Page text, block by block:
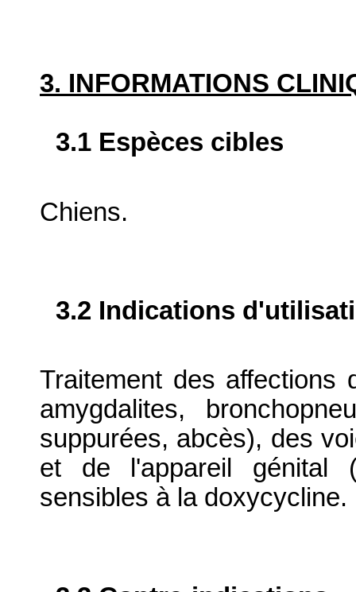
3. INFORMATIONS
3.1 Espèces cibles
Chiens.
3.2 Indications
Traitement des affections
amygdalites,
suppurées, abcès), des
et de l'appareil génital
sensibles à la doxycycline.